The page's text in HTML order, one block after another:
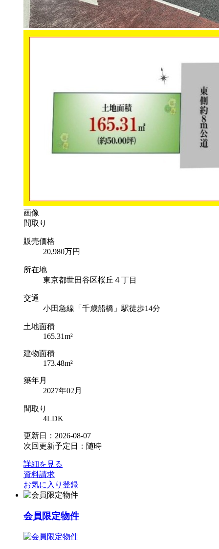
画像
間取り
販売価格
20,980万円
所在地
東京都世田谷区桜丘４丁目
交通
小田急線「千歳船橋」駅徒歩14分
土地面積
165.31m²
建物面積
173.48m²
築年月
2027年02月
間取り
4LDK
更新日：2026-08-07
次回更新予定日：随時
詳細を見る
資料請求
お気に入り登録
会員限定物件